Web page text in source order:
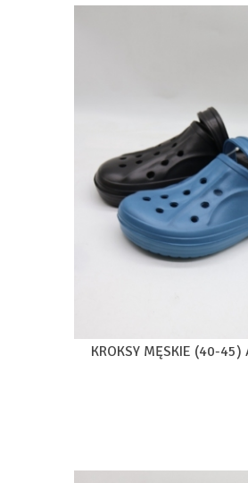
KROKSY MĘSKIE (40-45)